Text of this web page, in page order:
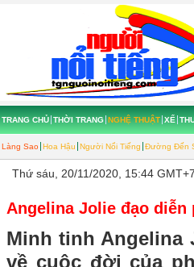
TRANG CHỦ THỜI TRANG NGHỆ THUẬT
Làng Sao Hoa Hậu Người Nổi Tiếng Đường Đến
XẾ
Thứ sáu, 20/11/2020, 15:44 GMT+7
Angelina Jolie đạo
Minh tinh Angelina
về cuộc đời của